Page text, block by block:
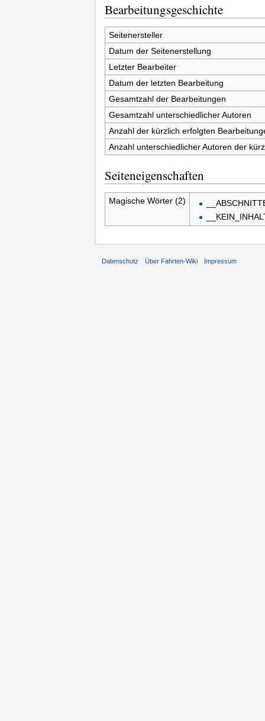
Bearbeitungsgeschichte
Seitenersteller
Datum der Seitenerstellung
Letzter Bearbeiter
Datum der letzten Bearbeitung
Gesamtzahl der Bearbeitungen
Gesamtzahl unterschiedlicher Autoren
Anzahl der kürzlich erfolgten
Anzahl unterschiedlicher Autoren der
Seiteneigenschaften
Magische Wörter (2)
Datenschutz Über Fahrten-Wiki Impressum